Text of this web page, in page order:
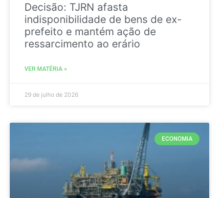
Decisão: TJRN afasta
indisponibilidade de bens de ex-
prefeito e mantém ação de
ressarcimento ao erário
VER MATÉRIA »
29 de julho de 2026
ECONOMIA